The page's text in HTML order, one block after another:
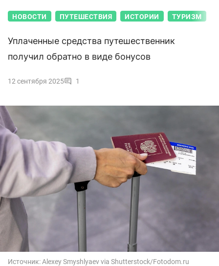
НОВОСТИ ПУТЕШЕСТВИЯ ИСТОРИИ ТУРИЗМ
Уплаченные средства путешественник
получил обратно в виде бонусов
12 сентября 2025 1
Источник:Alexey Smyshlyaev via Shutterstock/Fotodom.ru